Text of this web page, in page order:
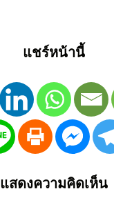
แชร์หน้านี้
แสดงความคิดเห็น